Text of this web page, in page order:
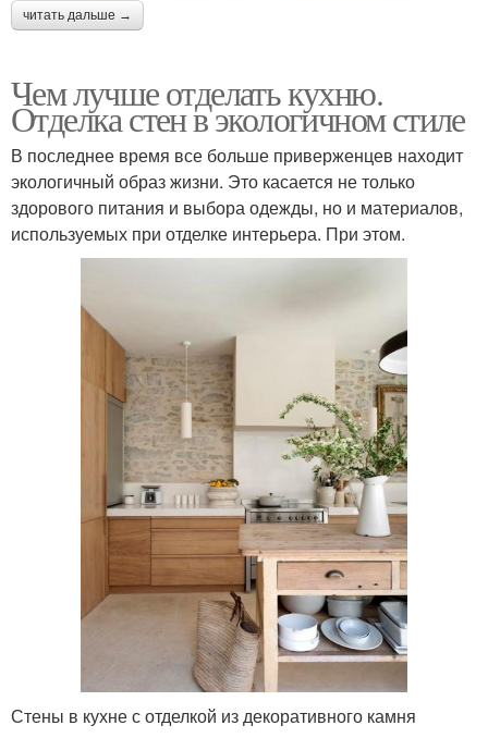
читать дальше →
Чем лучше отделать кухню.
Отделка стен в экологичном стиле
В последнее время все больше приверженцев находит
экологичный образ жизни. Это касается не только
здорового питания и выбора одежды, но и материалов,
используемых при отделке интерьера. При этом.
Стены в кухне с отделкой из декоративного камня